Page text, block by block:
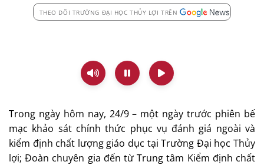
THEO DÕI TRƯỜNG ĐẠI HỌC THỦY LỢI TRÊN
Trong ngày hôm nay, 24/9 – một ngày trước phiên bế
mạc khảo sát chính thức phục vụ đánh giá ngoài và
kiểm định chất lượng giáo dục tại Trường Đại học Thủy
lợi; Đoàn chuyên gia đến từ Trung tâm Kiểm định chất